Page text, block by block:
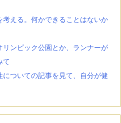
える。何かできることはないか
ンピック公園とか、ランナーが
て
ついての記事を見て、自分が健